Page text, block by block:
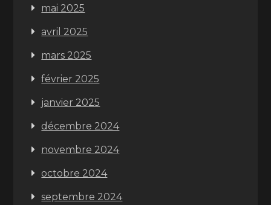
mai 2025
avril 2025
mars 2025
février 2025
janvier 2025
décembre 2024
novembre 2024
octobre 2024
septembre 2024